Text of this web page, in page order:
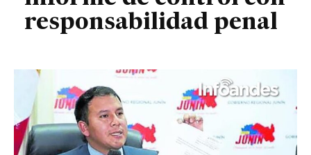
responsabilidad penal